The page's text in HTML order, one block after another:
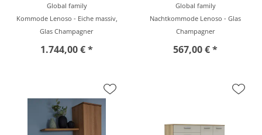
Global family
Kommode Lenoso - Eiche massiv,
Glas Champagner
1.744,00 € *
Global family
Nachtkommode Lenoso - Glas
Champagner
567,00 € *